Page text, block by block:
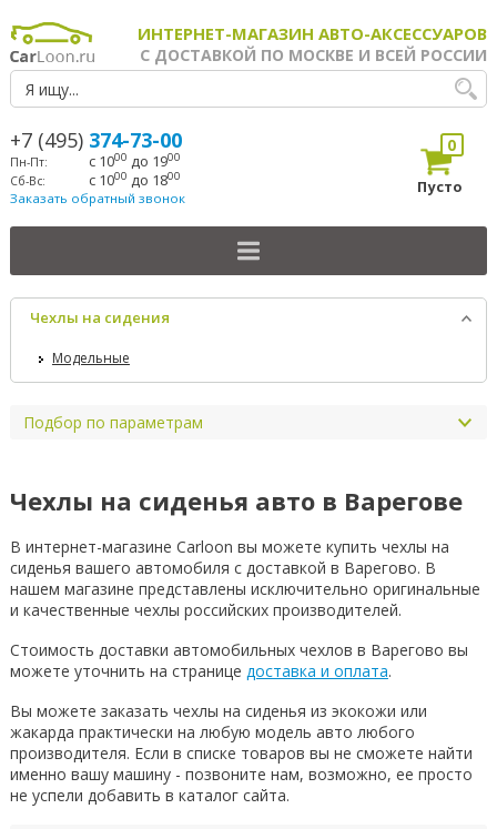
ИНТЕРНЕТ-МАГАЗИН АВТО-АКСЕССУАРОВ
С ДОСТАВКОЙ ПО МОСКВЕ И ВСЕЙ РОССИИ
+7 (495) 374-73-00
Пн-Пт: с 1000 до 1900
Сб-Вс: с 1000 до 1800
Заказать обратный звонок
0
Пусто
Чехлы на сидения
Модельные
Подбор по параметрам
Чехлы на сиденья авто в Варегове
В интернет-магазине Carloon вы можете купить чехлы на
сиденья вашего автомобиля с доставкой в Варегово. В
нашем магазине представлены исключительно оригинальные
и качественные чехлы российских производителей.
Стоимость доставки автомобильных чехлов в Варегово вы
можете уточнить на странице доставка и оплата.
Вы можете заказать чехлы на сиденья из экокожи или
жакарда практически на любую модель авто любого
производителя. Если в списке товаров вы не сможете найти
именно вашу машину - позвоните нам, возможно, ее просто
не успели добавить в каталог сайта.